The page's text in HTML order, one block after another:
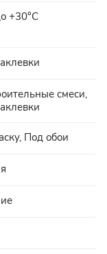
+30°C
смеси,
Под обои